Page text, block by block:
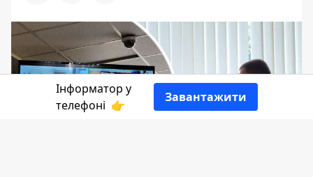
Інформатор у
телефоні 👉
Завантажити